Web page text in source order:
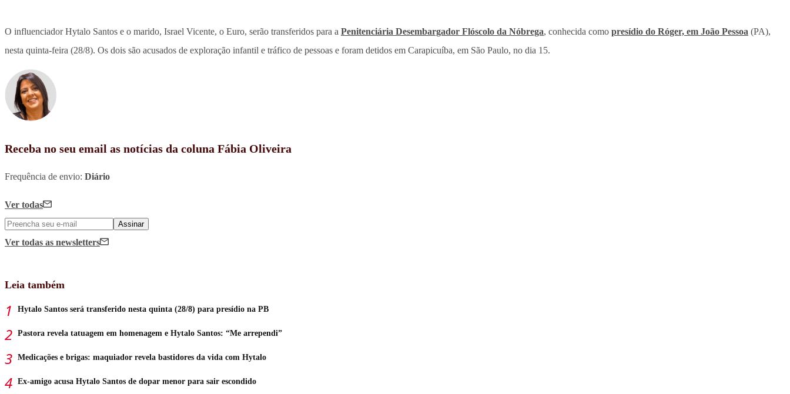
O influenciador Hytalo Santos e o marido, Israel Vicente, o Euro, serão transferidos para a Penitenciária Desembargador Flóscolo da Nóbrega, conhecida como presídio do Róger, em João Pessoa (PA),
nesta quinta-feira (28/8). Os dois são acusados de exploração infantil e tráfico de pessoas e foram detidos em Carapicuíba, em São Paulo, no dia 15.
Receba no seu email as notícias da coluna Fábia Oliveira
Frequência de envio: Diário
Ver todas
Assinar
Ver todas as newsletters
Leia também
Hytalo Santos será transferido nesta quinta (28/8) para presídio na PB
Pastora revela tatuagem em homenagem e Hytalo Santos: “Me arrependi”
Medicações e brigas: maquiador revela bastidores da vida com Hytalo
Ex-amigo acusa Hytalo Santos de dopar menor para sair escondido